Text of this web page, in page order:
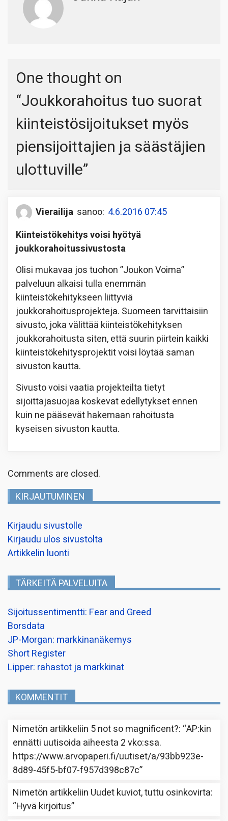
One thought on
“Joukkorahoitus tuo suorat
kiinteistösijoitukset myös
piensijoittajien ja säästäjien
ulottuville”
Vierailija sanoo: 4.6.2016 07:45
Kiinteistökehitys voisi hyötyä
joukkorahoitussivustosta
Olisi mukavaa jos tuohon ”Joukon Voima”
palveluun alkaisi tulla enemmän
kiinteistökehitykseen liittyviä
joukkorahoitusprojekteja. Suomeen tarvittaisiin
sivusto, joka välittää kiinteistökehityksen
joukkorahoitusta siten, että suurin piirtein kaikki
kiinteistökehitysprojektit voisi löytää saman
sivuston kautta.
Sivusto voisi vaatia projekteilta tietyt
sijoittajasuojaa koskevat edellytykset ennen
kuin ne pääsevät hakemaan rahoitusta
kyseisen sivuston kautta.
Comments are closed.
KIRJAUTUMINEN
Kirjaudu sivustolle
Kirjaudu ulos sivustolta
Artikkelin luonti
TÄRKEITÄ PALVELUITA
Sijoitussentimentti: Fear and Greed
Borsdata
JP-Morgan: markkinanäkemys
Short Register
Lipper: rahastot ja markkinat
KOMMENTIT
Nimetön artikkeliin 5 not so magnificent?: “AP:kin
ennätti uutisoida aiheesta 2 vko:ssa.
https://www.arvopaperi.fi/uutiset/a/93bb923e-
8d89-45f5-bf07-f957d398c87c”
Nimetön artikkeliin Uudet kuviot, tuttu osinkovirta:
“Hyvä kirjoitus”